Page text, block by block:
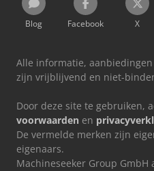
Blog Facebook X
Alle informatie,
zijn vrijblijvend en niet-
Door deze site te gebruiken,
voorwaarden en
De vermelde merken zijn
eigenaars.
Machineseeker Group GmbH